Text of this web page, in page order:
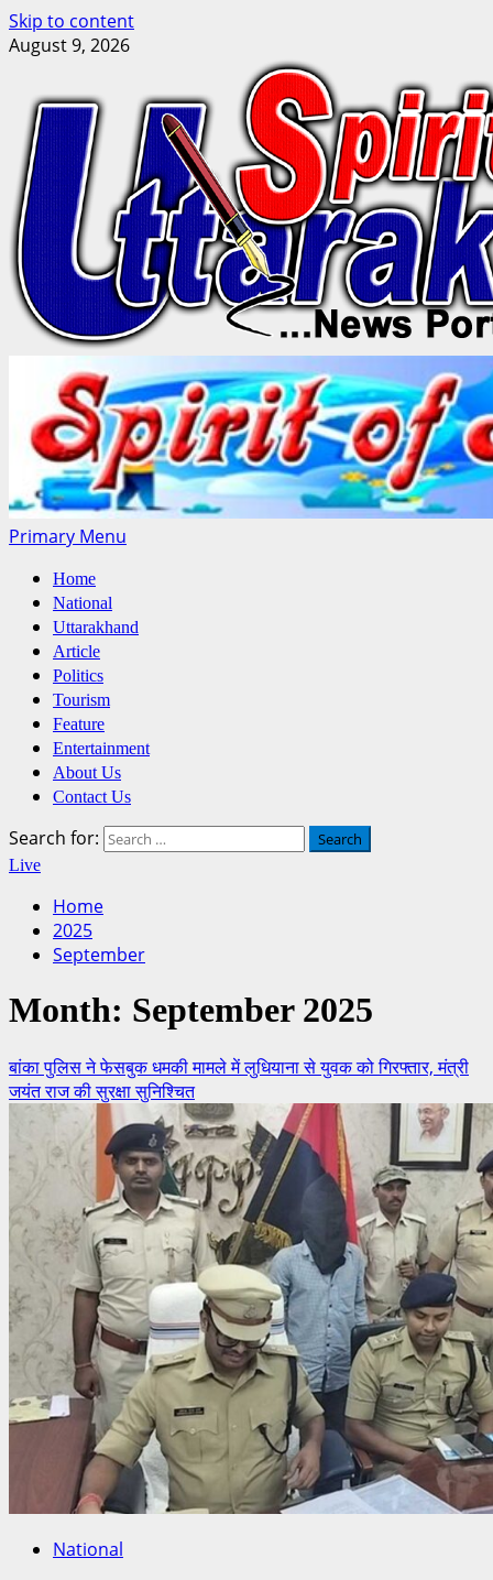
Skip to content
August 9, 2026
Primary Menu
Home
National
Uttarakhand
Article
Politics
Tourism
Feature
Entertainment
About Us
Contact Us
Search for:
Live
Home
2025
September
Month: September 2025
बांका पुलिस ने फेसबुक धमकी मामले में लुधियाना से युवक को गिरफ्तार, मंत्री
जयंत राज की सुरक्षा सुनिश्चित
National